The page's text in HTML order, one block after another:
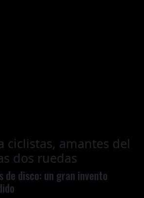
ciclistas, amantes del
dos ruedas
de disco: un gran invento